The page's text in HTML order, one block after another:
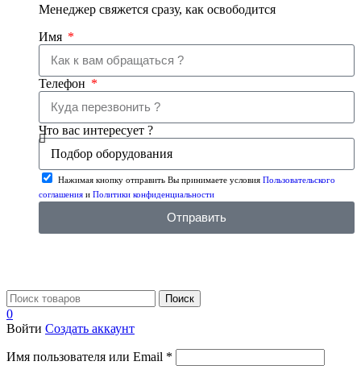
Менеджер свяжется сразу, как освободится
Имя
Телефон
Что вас интересует ?
Нажимая кнопку отправить Вы принимаете условия Пользовательского
соглашения и Политики конфиденциальности
Отправить
Поиск
0
Войти Создать аккаунт
Имя пользователя или Email *